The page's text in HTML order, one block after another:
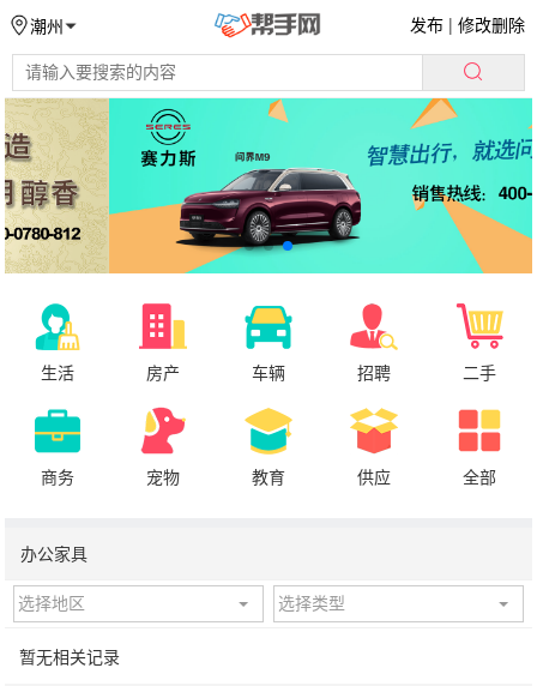
潮州 发布 |修改删除
生活 房产 车辆 招聘 二手
商务 宠物 教育 供应 全部
办公家具
选择地区 选择类型
暂无相关记录